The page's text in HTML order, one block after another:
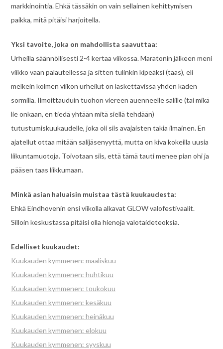
markkinointia. Ehkä tässäkin on vain sellainen kehittymisen
paikka, mitä pitäisi harjoitella.
Yksi tavoite, joka on mahdollista saavuttaa:
Urheilla säännöllisesti 2-4 kertaa viikossa. Maratonin jälkeen meni
viikko vaan palautellessa ja sitten tulinkin kipeäksi (taas), eli
melkein kolmen viikon urheilut on laskettavissa yhden käden
sormilla. Ilmoittauduin tuohon viereen auenneelle salille (tai mikä
lie onkaan, en tiedä yhtään mitä siellä tehdään)
tutustumiskuukaudelle, joka oli siis avajaisten takia ilmainen. En
ajatellut ottaa mitään salijäsenyyttä, mutta on kiva kokeilla uusia
liikuntamuotoja. Toivotaan siis, että tämä tauti menee pian ohi ja
pääsen taas liikkumaan.
Minkä asian haluaisin muistaa tästä kuukaudesta:
Ehkä Eindhovenin ensi viikolla alkavat GLOW valofestivaalit.
Silloin keskustassa pitäisi olla hienoja valotaideteoksia.
Edelliset kuukaudet:
Kuukauden kymmenen: maaliskuu
Kuukauden kymmenen: huhtikuu
Kuukauden kymmenen: toukokuu
Kuukauden kymmenen: kesäkuu
Kuukauden kymmenen: heinäkuu
Kuukauden kymmenen: elokuu
Kuukauden kymmenen: syyskuu